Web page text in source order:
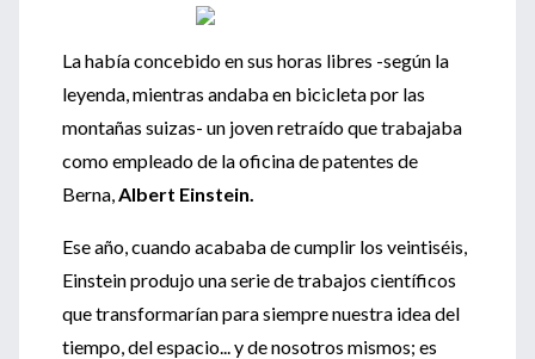
La había concebido en sus horas libres -según la
leyenda, mientras andaba en bicicleta por las
montañas suizas- un joven retraído que trabajaba
como empleado de la oficina de patentes de
Berna,Albert Einstein.
Ese año, cuando acababa de cumplir los veintiséis,
Einstein produjo una serie de trabajos científicos
que transformarían para siempre nuestra idea del
tiempo, del espacio... y de nosotros mismos; es